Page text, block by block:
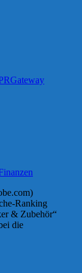
Ranking
& Zubehör“
die